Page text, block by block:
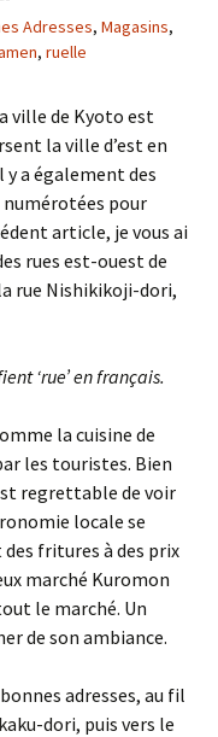
Adresses, Magasins,
, ruelle
ville de Kyoto est
la ville d’est en
a également des
numérotées pour
article, je vous ai
rues est-ouest de
rue Nishikikoji-dori,
‘rue’ en français.
la cuisine de
les touristes. Bien
regrettable de voir
locale se
fritures à des prix
marché Kuromon
le marché. Un
de son ambiance.
adresses, au fil
dori, puis vers le